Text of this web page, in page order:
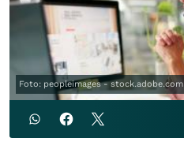
Foto: peopleimages - stock.adobe.com